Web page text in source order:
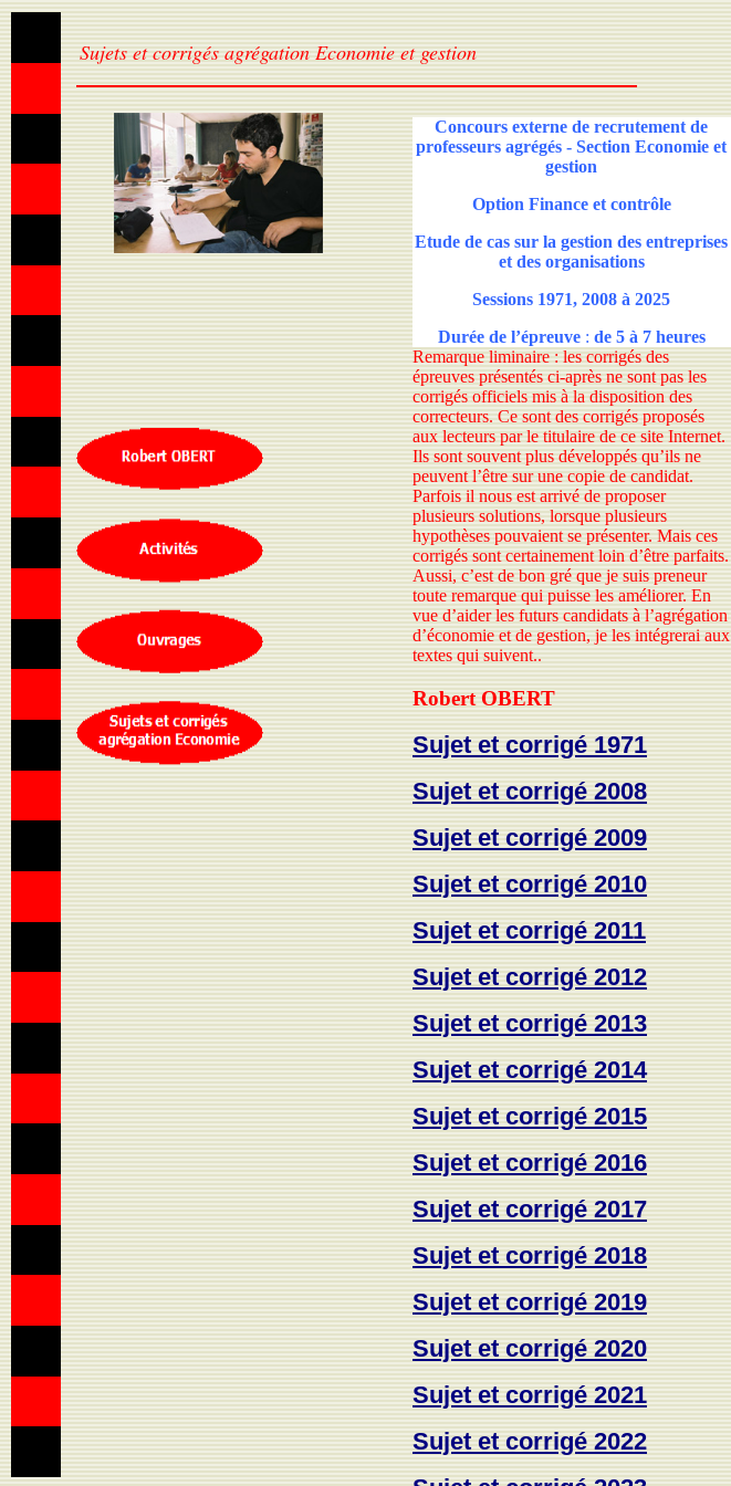
Sujets et corrigés agrégation Economie et gestion
Concours externe de recrutement de
professeurs agrégés - Section Economie et
gestion
Option Finance et contrôle
Etude de cas sur la gestion des entreprises
et des organisations
Sessions 1971, 2008 à 2025
Durée de l’épreuve : de 5 à 7 heures
Remarque liminaire: les corrigés des
épreuves présentés ci-après ne sont pas les
corrigés officiels mis à la disposition des
correcteurs. Ce sont des corrigés proposés
aux lecteurs par le titulaire de ce site Internet.
Ils sont souvent plus développés qu’ils ne
peuvent l’être sur une copie de candidat.
Parfois il nous est arrivé de proposer
plusieurs solutions, lorsque plusieurs
hypothèses pouvaient se présenter. Mais ces
corrigés sont certainement loin d’être parfaits.
Aussi, c’est de bon gré que je suis preneur
toute remarque qui puisse les améliorer. En
vue d’aider les futurs candidats à l’agrégation
d’économie et de gestion, je les intégrerai aux
textes qui suivent..
Robert OBERT
Sujet et corrigé 1971
Sujet et corrigé 2008
Sujet et corrigé 2009
Sujet et corrigé 2010
Sujet et corrigé 2011
Sujet et corrigé 2012
Sujet et corrigé 2013
Sujet et corrigé 2014
Sujet et corrigé 2015
Sujet et corrigé 2016
Sujet et corrigé 2017
Sujet et corrigé 2018
Sujet et corrigé 2019
Sujet et corrigé 2020
Sujet et corrigé 2021
Sujet et corrigé 2022